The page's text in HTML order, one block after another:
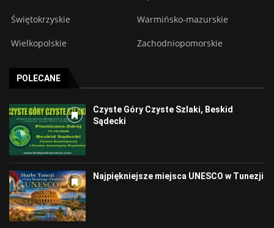
Świętokrzyskie Warmińsko-mazurskie
Wielkopolskie Zachodniopomorskie
POLECANE
Czyste Góry Czyste Szlaki, Beskid
Sądecki
Najpiękniejsze miejsca UNESCO w Tunezji